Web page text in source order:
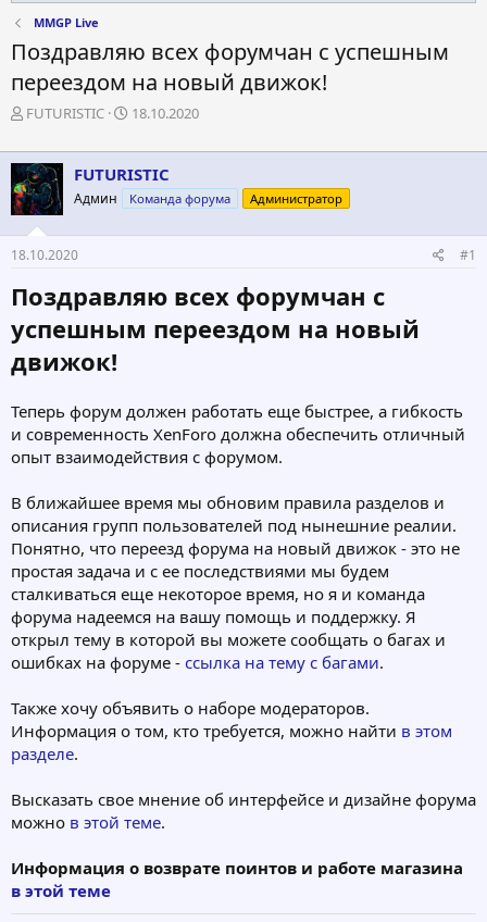
MMGP Live
Поздравляю всех форумчан с успешным
переездом на новый движок!
А
т
о
р
т
е
м
ы
FUTURISTIC
Д
т
а
н
а
л
а
18.10.2020
FUTURISTIC
Админ Команда форума Администратор
18.10.2020 #1
Поздравляю всех форумчан с
успешным переездом на новый
движок!
Теперь форум должен работать еще быстрее, а гибкость
и современность XenForo должна обеспечить отличный
опыт взаимодействия с форумом.
В ближайшее время мы обновим правила разделов и
описания групп пользователей под нынешние реалии.
Понятно, что переезд форума на новый движок - это не
простая задача и с ее последствиями мы будем
сталкиваться еще некоторое время, но я и команда
форума надеемся на вашу помощь и поддержку. Я
открыл тему в которой вы можете сообщать о багах и
ошибках на форуме - ссылка на тему с багами.
Также хочу объявить о наборе модераторов.
Информация о том, кто требуется, можно найти в этом
разделе.
Высказать свое мнение об интерфейсе и дизайне форума
можно в этой теме.
Информация о возврате поинтов и работе магазина
в этой теме